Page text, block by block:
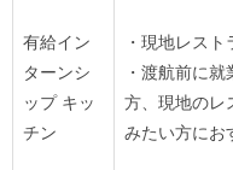
有給イン
ターンシ
ップ キッ
チン
・現地レス
・渡航前に
方、現地のレ
みたい方にお